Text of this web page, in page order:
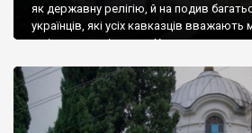
як державну релігію, й на подив
українців, які усіх кавказців
є відданими вірянами Христа